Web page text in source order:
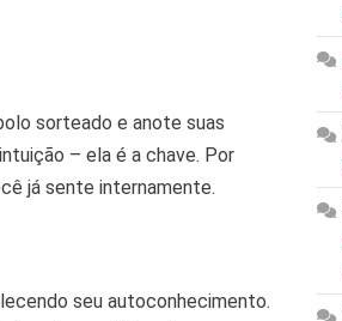
sorteado e anote suas
– ela é a chave. Por
já sente internamente.
seu autoconhecimento.